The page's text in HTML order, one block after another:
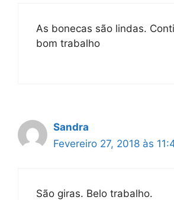
As bonecas são lindas.
bom trabalho
Sandra
Fevereiro 27, 2018 às
São giras. Belo trabalho.